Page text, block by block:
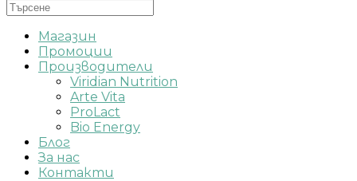
Магазин
Промоции
Производители
Viridian Nutrition
Arte Vita
ProLact
Bio Energy
Блог
За нас
Контакти